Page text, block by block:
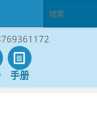
手册